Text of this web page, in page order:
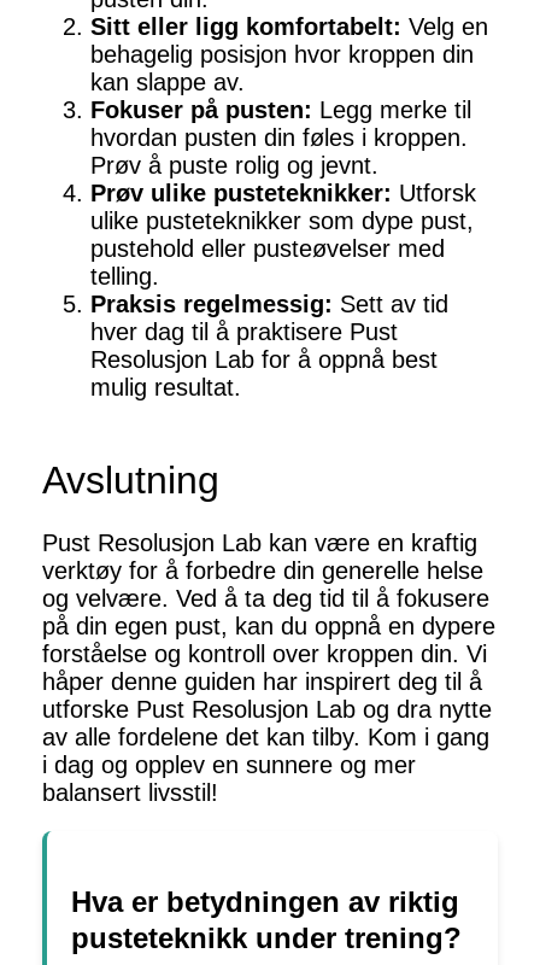
Sitt eller ligg komfortabelt: Velg en
behagelig posisjon hvor kroppen din
kan slappe av.
Fokuser på pusten: Legg merke til
hvordan pusten din føles i kroppen.
Prøv å puste rolig og jevnt.
Prøv ulike pusteteknikker: Utforsk
ulike pusteteknikker som dype pust,
pustehold eller pusteøvelser med
telling.
Praksis regelmessig: Sett av tid
hver dag til å praktisere Pust
Resolusjon Lab for å oppnå best
mulig resultat.
Avslutning
Pust Resolusjon Lab kan være en kraftig
verktøy for å forbedre din generelle helse
og velvære. Ved å ta deg tid til å fokusere
på din egen pust, kan du oppnå en dypere
forståelse og kontroll over kroppen din. Vi
håper denne guiden har inspirert deg til å
utforske Pust Resolusjon Lab og dra nytte
av alle fordelene det kan tilby. Kom i gang
i dag og opplev en sunnere og mer
balansert livsstil!
Hva er betydningen av riktig
pusteteknikk under trening?